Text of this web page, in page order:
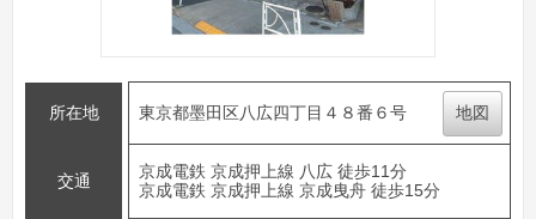
所在地 東京都墨田区八広四丁目４８番６号 地図
交通
京成電鉄 京成押上線 八広 徒歩11分
京成電鉄 京成押上線 京成曳舟 徒歩15分